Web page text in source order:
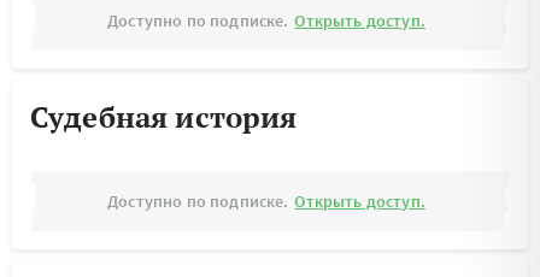
Доступно по подписке. Открыть доступ.
Судебная история
Доступно по подписке. Открыть доступ.